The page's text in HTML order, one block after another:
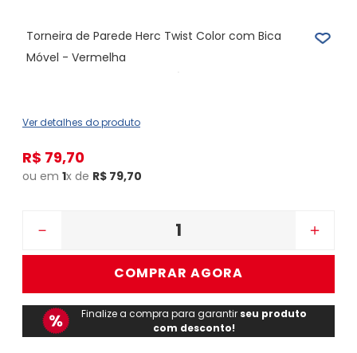
Torneira de Parede Herc Twist Color com Bica
Móvel - Vermelha
Ver detalhes do produto
R$ 79,70
ou em 1x de R$ 79,70
＋
－
COMPRAR AGORA
Finalize a compra para garantir seu produto
com desconto!